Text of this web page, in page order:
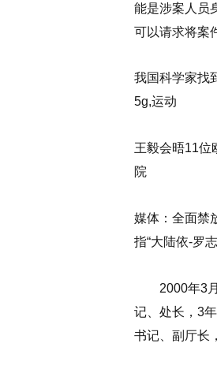
能是涉案人员
可以请求将案
我国科学家找
5g,运动
王毅会晤11位
院
媒体：全面禁
指“大陆依-罗
2000年3月
记、处长，3
书记、副厅长